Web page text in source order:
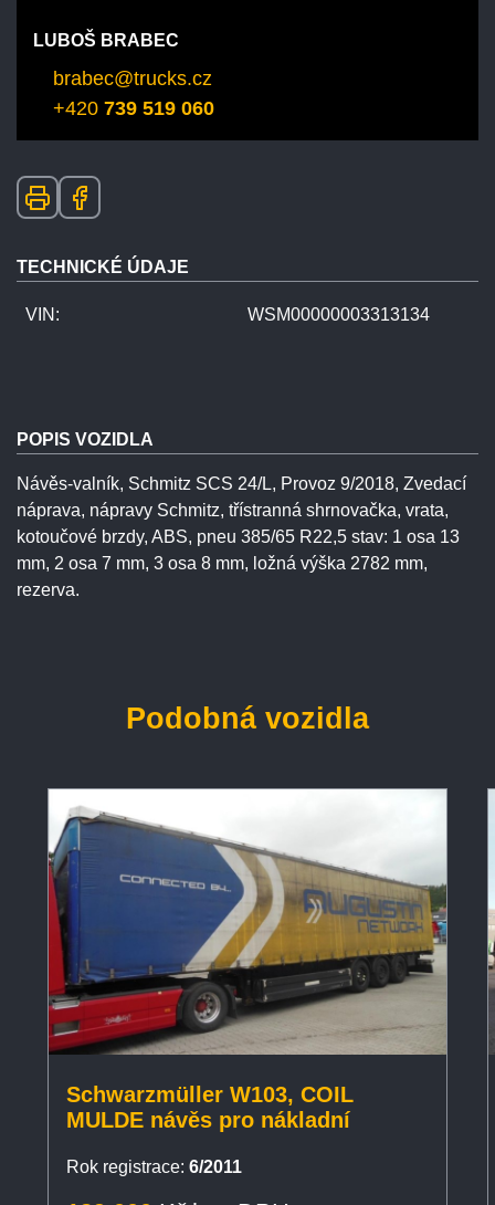
LUBOŠ BRABEC
brabec@trucks.cz
+420739 519 060
TECHNICKÉ ÚDAJE
VIN: WSM00000003313134
POPIS VOZIDLA
Návěs-valník, Schmitz SCS 24/L, Provoz 9/2018, Zvedací
náprava, nápravy Schmitz, třístranná shrnovačka, vrata,
kotoučové brzdy, ABS, pneu 385/65 R22,5 stav: 1 osa 13
mm, 2 osa 7 mm, 3 osa 8 mm, ložná výška 2782 mm,
rezerva.
Podobná vozidla
Schwarzmüller W103, COIL
MULDE návěs pro nákladní
Rok registrace: 6/2011